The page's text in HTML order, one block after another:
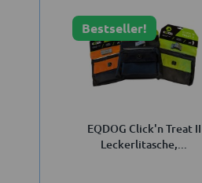
Bestseller!
EQDOG Click'n Treat II
Leckerlitasche,...